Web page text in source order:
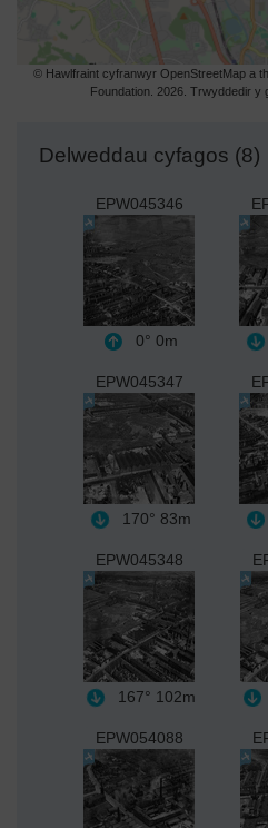
© Hawlfraint cyfranwyr OpenStreetMap a
Foundation. 2026. Trwyddedir y
Delweddau cyfagos (8)
EPW045346
0° 0m
EPW045347
170° 83m
EPW045348
167° 102m
EPW054088